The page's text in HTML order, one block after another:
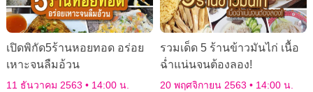
เปิดพิกัด5ร้านหอยทอด อร่อย
เหาะจนลืมอ้วน
11 ธันวาคม 2563 14:00 น.
รวมเด็ด 5 ร้านข้าวมันไก่ เนื้อ
ฉ่ำแน่นจนต้องลอง!
20 พฤศจิกายน 2563 14:00 น.